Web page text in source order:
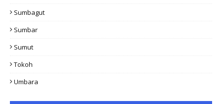
Sumbagut
Sumbar
Sumut
Tokoh
Umbara